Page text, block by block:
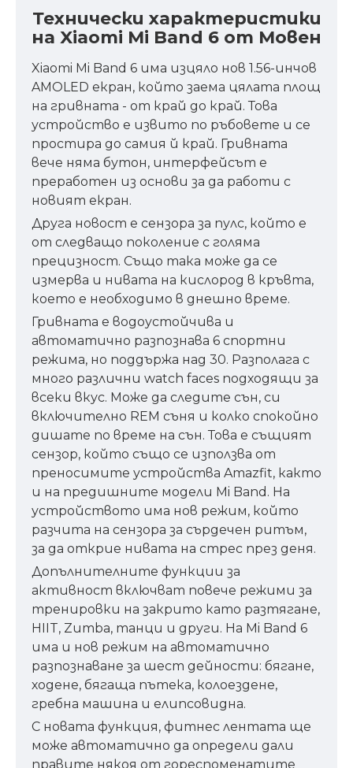
Технически характеристики
на Xiaomi Mi Band 6 от Мовен
Xiaomi Mi Band 6 има изцяло нов 1.56-инчов
AMOLED екран, който заема цялата площ
на гривната - от край до край. Това
устройство е извито по ръбовете и се
простира до самия й край. Гривната
вече няма бутон, интерфейсът е
преработен из основи за да работи с
новият екран.
Друга новост е сензора за пулс, който е
от следващо поколение с голяма
прецизност. Също така може да се
измерва и нивата на кислород в кръвта,
което е необходимо в днешно време.
Гривната е водоустойчива и
автоматично разпознава 6 спортни
режима, но поддържа над 30. Разполага с
много различни watch faces подходящи за
всеки вкус. Може да следите сън, си
включително REM съня и колко спокойно
дишате по време на сън. Това е същият
сензор, който също се използва от
преносимите устройства Amazfit, както
и на предишните модели Mi Band. На
устройството има нов режим, който
разчита на сензора за сърдечен ритъм,
за да открие нивата на стрес през деня.
Допълнителните функции за
активност включват повече режими за
тренировки на закрито като разтягане,
HIIT, Zumba, танци и други. На Mi Band 6
има и нов режим на автоматично
разпознаване за шест дейности: бягане,
ходене, бягаща пътека, колоездене,
гребна машина и елипсовидна.
С новата функция, фитнес лентата ще
може автоматично да определи дали
правите някоя от гореспоменатите